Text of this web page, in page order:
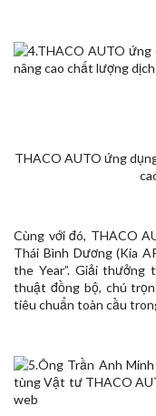
THACO AUTO ứng
Cùng với đó, THACO
Thái Bình Dương (Kia
the Year”. Giải
thuật đồng bộ, chú
tiêu chuẩn toàn cầu